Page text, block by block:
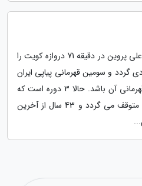
آخرین بار، 23 خرداد 1355 بود. علی پروین در دقیقه 71 دروازه کویت را
گردد و سومین قهرمانی پیاپی ایران
در جام ملت های آسیا، آخرین قهرمانی آن باشد. حالا 3 دوره است که
ایران در مرحله یک چهارم نهایی متوقف می گردد و 43 سال از آخرین